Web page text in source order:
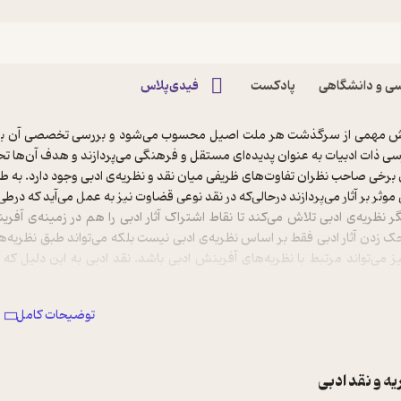
و دانشگاهی پادکست فیدی‌پلاس نظریه و نقد ادبی
مهمی از سرگذشت هر ملت اصیل محسوب می‌شود و بررسی تخصصی آن
ذات ادبیات به عنوان پدیده‌ای مستقل و فرهنگی می‌پردازند و هدف آن‌ها
صاحب نظران تفاوت‌های ظریفی میان نقد و نظریه‌ی ادبی وجود دارد.
موثر بر ‌آثار می‌پردازند درحالی‌که در نقد نوعی قضاوت نیز به عمل می‌آید که
نظریه‌ی ادبی تلاش می‌کند تا نقاط اشتراک آثار ادبی را هم در زمینه‌ی
زدن آثار ادبی فقط بر اساس نظریه‌ی ادبی نیست بلکه می‌تواند طبق
می‌تواند مرتبط با نظریه‌های آفرینش ادبی باشد. نقد ادبی به این دلیل
مانند یونان، روم، چین، ایران و... تأییدی همین مدعاست. برای
به هوراس و لانگنیوس از اندیشمندان روم باستان اشاره کرد که در
توضیحات کامل
و نقد ادبی